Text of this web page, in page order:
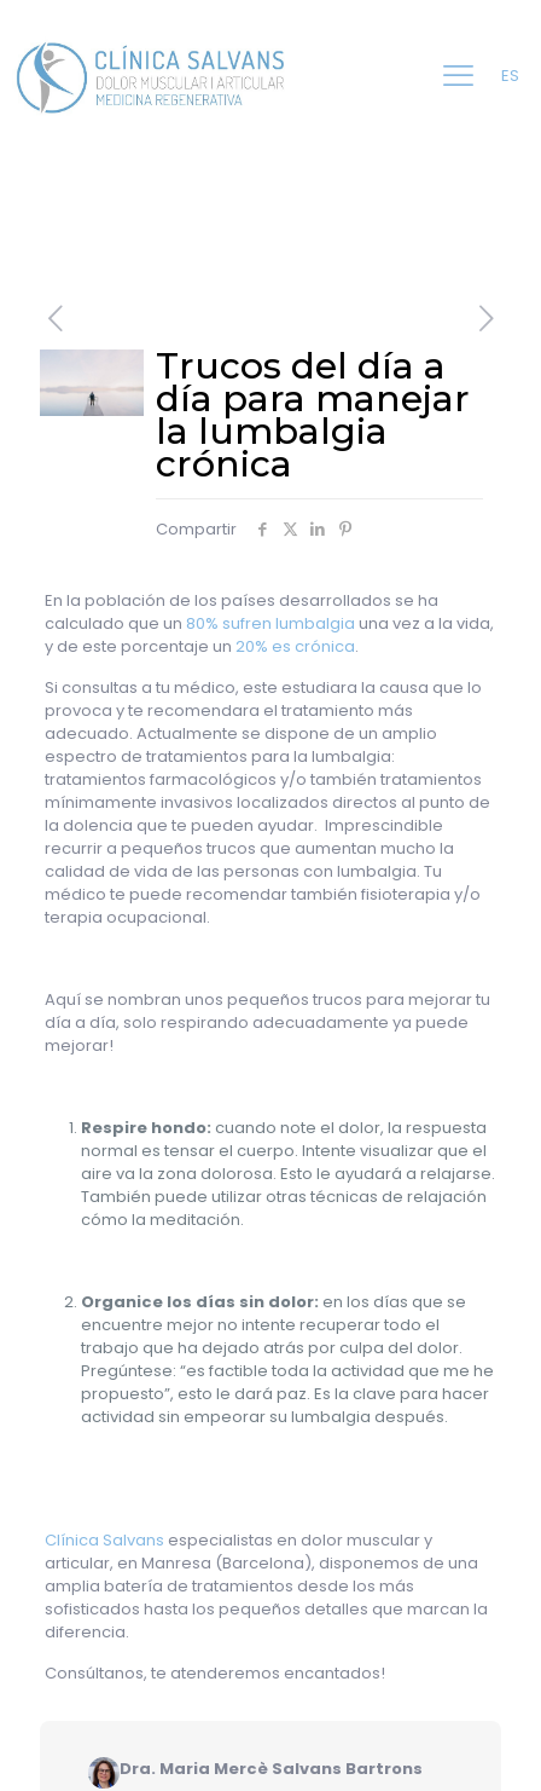
ES
Trucos del día a
día para manejar
la lumbalgia
crónica
Compartir
En la población de los países desarrollados se ha
calculado que un 80% sufren lumbalgia una vez a la vida,
y de este porcentaje un 20% es crónica.
Si consultas a tu médico, este estudiara la causa que lo
provoca y te recomendara el tratamiento más
adecuado. Actualmente se dispone de un amplio
espectro de tratamientos para la lumbalgia:
tratamientos farmacológicos y/o también tratamientos
mínimamente invasivos localizados directos al punto de
la dolencia que te pueden ayudar. Imprescindible
recurrir a pequeños trucos que aumentan mucho la
calidad de vida de las personas con lumbalgia. Tu
médico te puede recomendar también fisioterapia y/o
terapia ocupacional.
Aquí se nombran unos pequeños trucos para mejorar tu
día a día, solo respirando adecuadamente ya puede
mejorar!
Respire hondo: cuando note el dolor, la respuesta
normal es tensar el cuerpo. Intente visualizar que el
aire va la zona dolorosa. Esto le ayudará a relajarse.
También puede utilizar otras técnicas de relajación
cómo la meditación.
Organice los días sin dolor: en los días que se
encuentre mejor no intente recuperar todo el
trabajo que ha dejado atrás por culpa del dolor.
Pregúntese: “es factible toda la actividad que me he
propuesto”, esto le dará paz. Es la clave para hacer
actividad sin empeorar su lumbalgia después.
Clínica Salvans especialistas en dolor muscular y
articular, en Manresa (Barcelona), disponemos de una
amplia batería de tratamientos desde los más
sofisticados hasta los pequeños detalles que marcan la
diferencia.
Consúltanos, te atenderemos encantados!
Dra. Maria Mercè Salvans Bartrons